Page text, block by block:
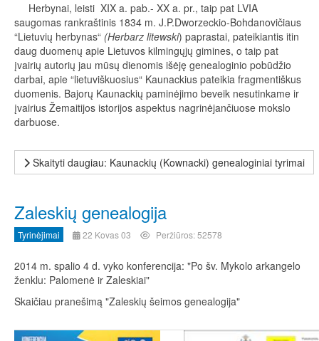
Herbynai, leisti XIX a. pab.- XX a. pr., taip pat LVIA
saugomas rankraštinis 1834 m. J.P.Dworzeckio-Bohdanovičiaus
“Lietuvių herbynas“ (Herbarz litewski) paprastai, pateikiantis itin
daug duomenų apie Lietuvos kilmingųjų gimines, o taip pat
įvairių autorių jau mūsų dienomis išėję genealoginio pobūdžio
darbai, apie “lietuviškuosius“ Kaunackius pateikia fragmentiškus
duomenis. Bajorų Kaunackių paminėjimo beveik nesutinkame ir
įvairius Žemaitijos istorijos aspektus nagrinėjančiuose mokslo
darbuose.
Skaityti daugiau: Kaunackių (Kownacki) genealoginiai tyrimai
Zaleskių genealogija
Tyrinėjimai 22 Kovas 03 Peržiūros: 52578
2014 m. spalio 4 d. vyko konferencija: "Po šv. Mykolo arkangelo
ženklu: Palomenė ir Zaleskiai"
Skaičiau pranešimą "Zaleskių šeimos genealogija"